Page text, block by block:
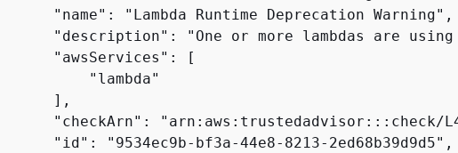
"name": "Lambda Runtime Deprecation Warning",
"description": "One or more lambdas are using
"awsServices": [
"lambda"
],
"checkArn": "arn:aws:trustedadvisor:::check/
"id": "9534ec9b-bf3a-44e8-8213-2ed68b39d9d5",